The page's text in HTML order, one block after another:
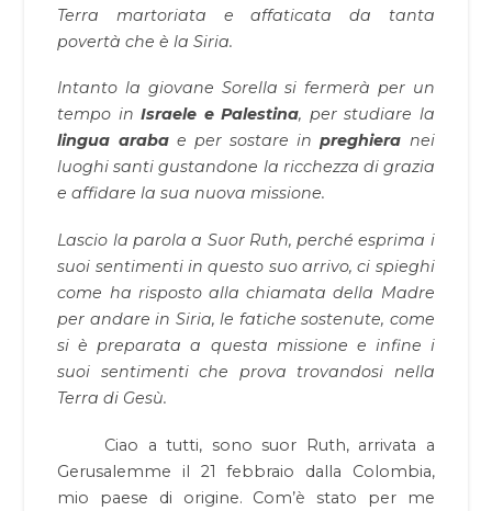
Terra martoriata e affaticata da tanta
povertà che è la Siria.
Intanto la giovane Sorella si fermerà per un
tempo inIsraele e Palestina, per studiare la
lingua arabae per sostare inpreghiera nei
luoghi santi gustandone la ricchezza di grazia
e affidare la sua nuova missione.
Lascio la parola a Suor Ruth, perché esprima i
suoi sentimenti in questo suo arrivo, ci spieghi
come ha risposto alla chiamata della Madre
per andare in Siria, le fatiche sostenute, come
si è preparata a questa missione e infine i
suoi sentimenti che prova trovandosi nella
Terra di Gesù.
Ciao a tutti, sono suor Ruth, arrivata a
Gerusalemme il 21 febbraio dalla Colombia,
mio paese di origine. Com’è stato per me